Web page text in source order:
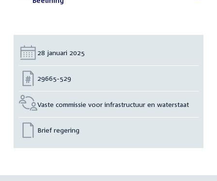
Datum:
28 januari 2025
Nummer:
29665-529
Vaste commissie voor infrastructuur en waterstaat
Brief regering